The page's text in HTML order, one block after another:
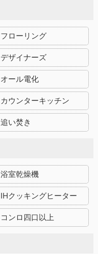
フローリング
デザイナーズ
オール電化
カウンターキッチン
追い焚き
浴室乾燥機
IHクッキングヒーター
コンロ四口以上